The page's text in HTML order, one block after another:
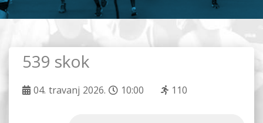
539 skok
04. travanj 2026. 10:00 110